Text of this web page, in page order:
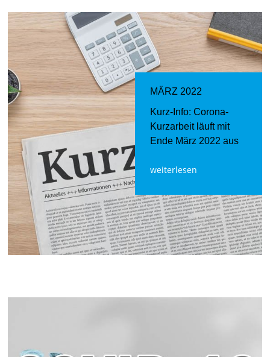
MÄRZ 2022
Kurz-Info: Corona-
Kurzarbeit läuft mit
Ende März 2022 aus
weiterlesen